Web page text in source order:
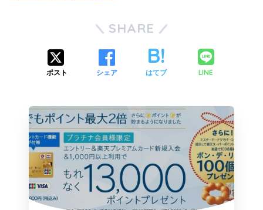
SHARE
ポスト シェア はてブ LINE